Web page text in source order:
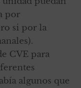
por
si por la
CVE para
algunos que